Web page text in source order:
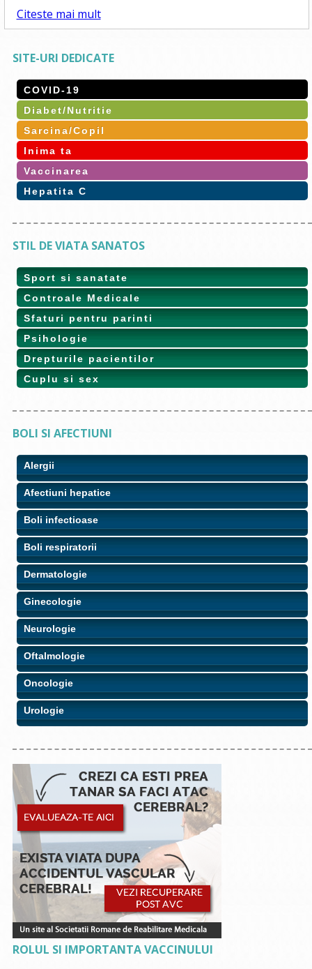
Citeste mai mult
SITE-URI DEDICATE
COVID-19
Diabet/Nutritie
Sarcina/Copil
Inima ta
Vaccinarea
Hepatita C
STIL DE VIATA SANATOS
Sport si sanatate
Controale Medicale
Sfaturi pentru parinti
Psihologie
Drepturile pacientilor
Cuplu si sex
BOLI SI AFECTIUNI
Alergii
Afectiuni hepatice
Boli infectioase
Boli respiratorii
Dermatologie
Ginecologie
Neurologie
Oftalmologie
Oncologie
Urologie
ROLUL SI IMPORTANTA VACCINULUI